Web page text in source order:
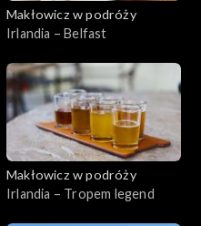
Makłowicz w podróży
Irlandia – Belfast
Makłowicz w podróży
Irlandia – Tropem legend